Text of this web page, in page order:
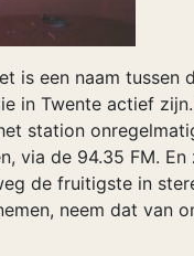
is een naam tussen
in Twente actief
station
via de 94.35 FM.
de fruitigste in
neem dat van